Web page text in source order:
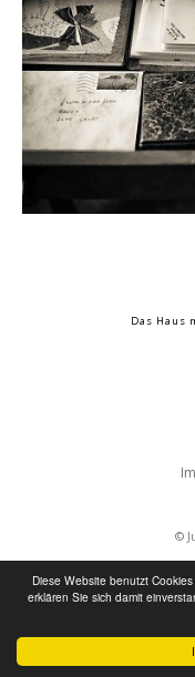
Diese Website benutzt
erklären Sie sich damit
Das Haus
©